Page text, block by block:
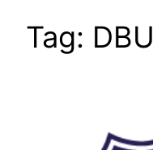
Tag: DBU